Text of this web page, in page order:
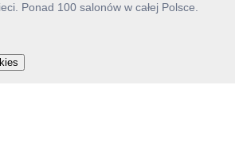
Ponad 100 salonów w całej Polsce.